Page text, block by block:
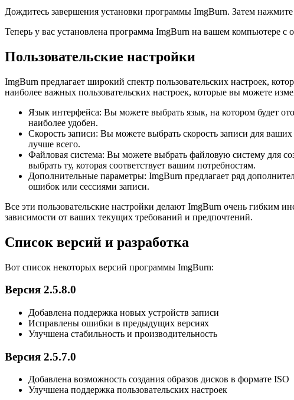
Дождитесь завершения установки программы ImgBurn. Затем
Теперь у вас установлена программа ImgBurn на вашем компьютере с
Пользовательские настройки
ImgBurn предлагает широкий спектр пользовательских настроек,
наиболее важных пользовательских настроек, которые вы можете
Язык интерфейса: Вы можете выбрать язык, на котором будет
наиболее удобен.
Скорость записи: Вы можете выбрать скорость записи для
лучше всего.
Файловая система: Вы можете выбрать файловую систему для
выбрать ту, которая соответствует вашим потребностям.
Дополнительные параметры: ImgBurn предлагает ряд
ошибок или сессиями записи.
Все эти пользовательские настройки делают ImgBurn очень гибким
зависимости от ваших текущих требований и предпочтений.
Список версий и разработка
Вот список некоторых версий программы ImgBurn:
Версия 2.5.8.0
Добавлена поддержка новых устройств записи
Исправлены ошибки в предыдущих версиях
Улучшена стабильность и производительность
Версия 2.5.7.0
Добавлена возможность создания образов дисков в формате ISO
Улучшена поддержка пользовательских настроек